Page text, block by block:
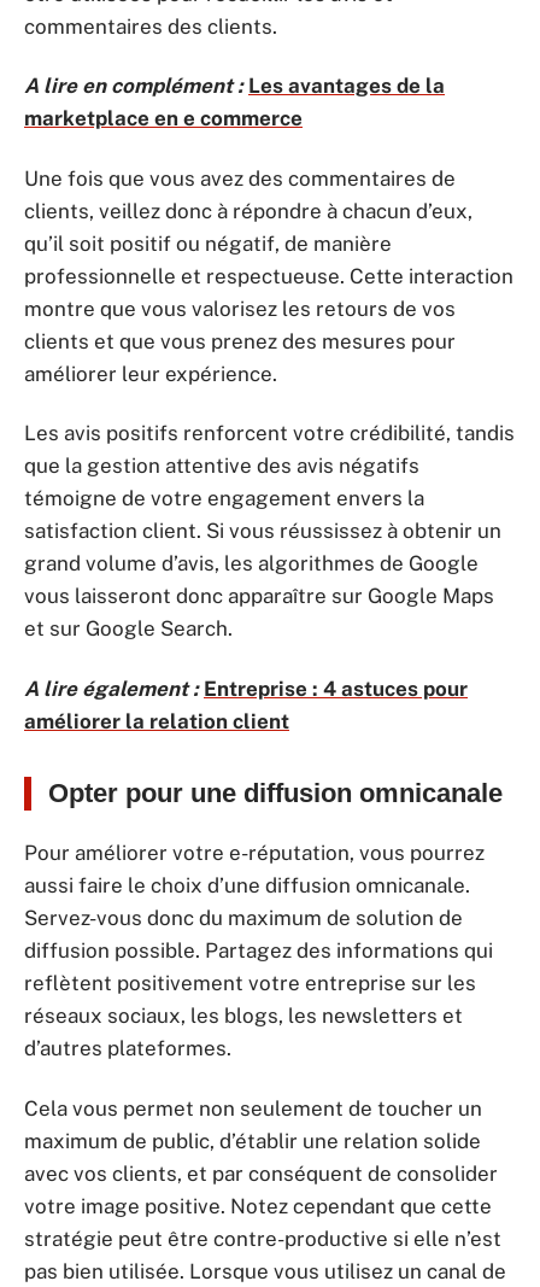
commentaires des clients.
A lire en complément : Les avantages de la
marketplace en e commerce
Une fois que vous avez des commentaires de
clients, veillez donc à répondre à chacun d’eux,
qu’il soit positif ou négatif, de manière
professionnelle et respectueuse. Cette interaction
montre que vous valorisez les retours de vos
clients et que vous prenez des mesures pour
améliorer leur expérience.
Les avis positifs renforcent votre crédibilité, tandis
que la gestion attentive des avis négatifs
témoigne de votre engagement envers la
satisfaction client. Si vous réussissez à obtenir un
grand volume d’avis, les algorithmes de Google
vous laisseront donc apparaître sur Google Maps
et sur Google Search.
A lire également : Entreprise : 4 astuces pour
améliorer la relation client
Opter pour une diffusion omnicanale
Pour améliorer votre e-réputation, vous pourrez
aussi faire le choix d’une diffusion omnicanale.
Servez-vous donc du maximum de solution de
diffusion possible. Partagez des informations qui
reflètent positivement votre entreprise sur les
réseaux sociaux, les blogs, les newsletters et
d’autres plateformes.
Cela vous permet non seulement de toucher un
maximum de public, d’établir une relation solide
avec vos clients, et par conséquent de consolider
votre image positive. Notez cependant que cette
stratégie peut être contre-productive si elle n’est
pas bien utilisée. Lorsque vous utilisez un canal de